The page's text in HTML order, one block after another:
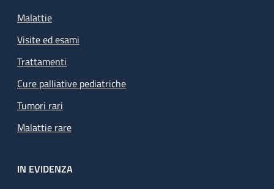
Malattie
Visite ed esami
Trattamenti
Cure palliative pediatriche
Tumori rari
Malattie rare
IN EVIDENZA